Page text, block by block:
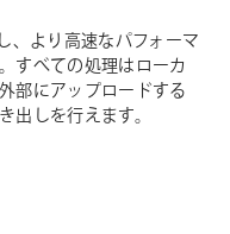
、より高速なパフォーマ
すべての処理はローカ
部にアップロードする
出しを行えます。